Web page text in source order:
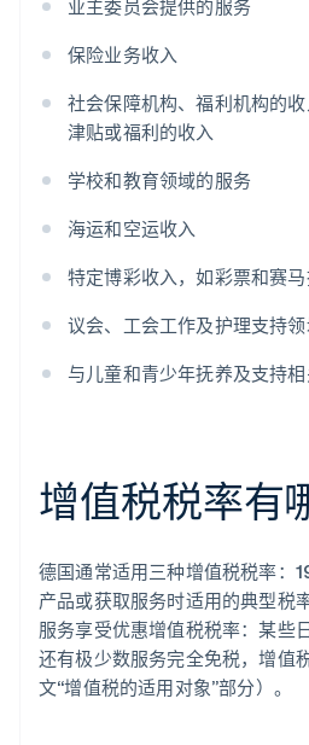
业主委员会提供的服务
保险业务收入
社会保障机构、福利机构的
津贴或福利的收入
学校和教育领域的服务
海运和空运收入
特定博彩收入，如彩票和赛
议会、工会工作及护理支持
与儿童和青少年抚养及支持
增值税税率有
德国通常适用三种增值税税率：
产品或获取服务时适用的典型税
服务享受优惠增值税税率：某些
还有极少数服务完全免税，增值
文“增值税的适用对象”部分）。